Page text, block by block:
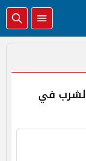
الشرب في